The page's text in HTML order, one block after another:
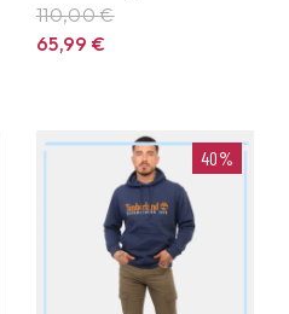
110,00 €
65,99€
40%